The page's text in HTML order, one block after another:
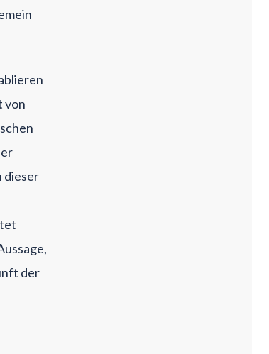
von
dieser
der